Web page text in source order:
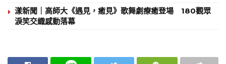
漾新聞｜高師大《遇見，癒見》歌舞劇療癒登場 180觀眾
淚笑交織感動落幕